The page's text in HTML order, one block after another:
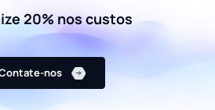
20% nos custos
nos